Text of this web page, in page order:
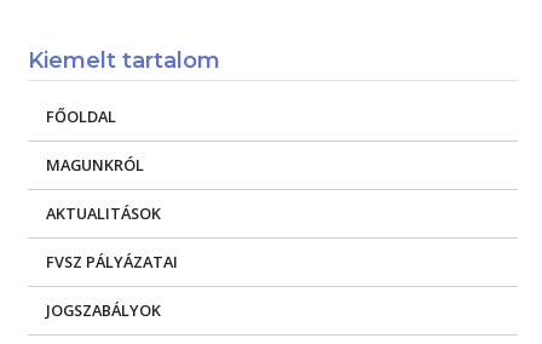
Kiemelt tartalom
FŐOLDAL
MAGUNKRÓL
AKTUALITÁSOK
FVSZ PÁLYÁZATAI
JOGSZABÁLYOK